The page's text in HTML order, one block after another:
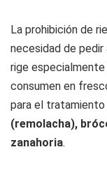
La prohibición de
necesidad de
rige especialmente
consumen en
para el
(remolacha),
zanahoria.